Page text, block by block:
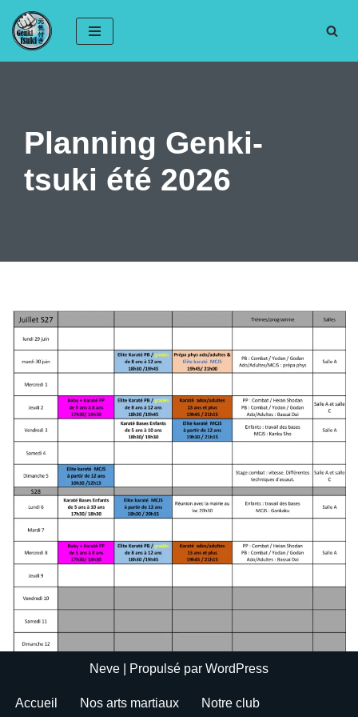
Aller
au
Planning Genki-
tsuki été 2026
Neve | Propulsé par WordPress
Accueil Nos arts martiaux Notre club